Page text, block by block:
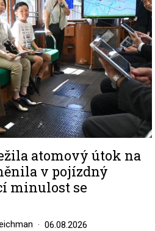
atomový útok na
v pojízdný
minulost se
06.08.2026